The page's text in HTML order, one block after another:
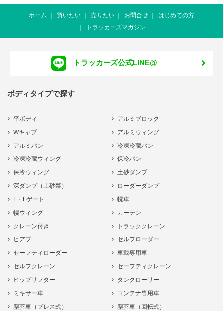
ホーム 買いたい 売りたい お問合せ
はじめての方
トラッカーズマガジン
トラッカーズ公式LINE@
ボディタイプで探す
平ボディ
アルミブロック
Wキャブ
アルミウィング
アルミバン
冷凍冷蔵バン
冷凍冷蔵ウィング
保冷バン
保冷ウィング
土砂ダンプ
深ダンプ（土砂禁）
ローダーダンプ
L・Fゲート
幌車
幌ウィング
カーテン
クレーン付き
トラッククレーン
ヒアブ
セルフローダー
セーフティローダー
車載専用車
セルフクレーン
セーフティクレーン
ヒップリフター
タンクローリー
ミキサー車
コンテナ専用車
塵芥車（プレス式）
塵芥車（回転式）